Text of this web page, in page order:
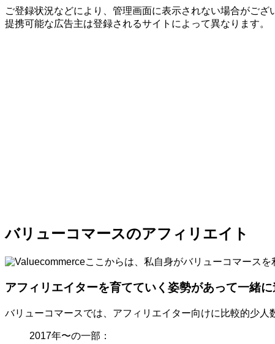
ご登録状況などにより、管理画面に表示されない場合がござ
提携可能な広告主は登録されるサイトによって異なります。
バリューコマースのアフィリエイト
ここからは、私自身がバリューコマース
アフィリエイターを育てていく姿勢があって一緒
バリューコマースでは、アフィリエイター向けに比較的少
2017年〜の一部：